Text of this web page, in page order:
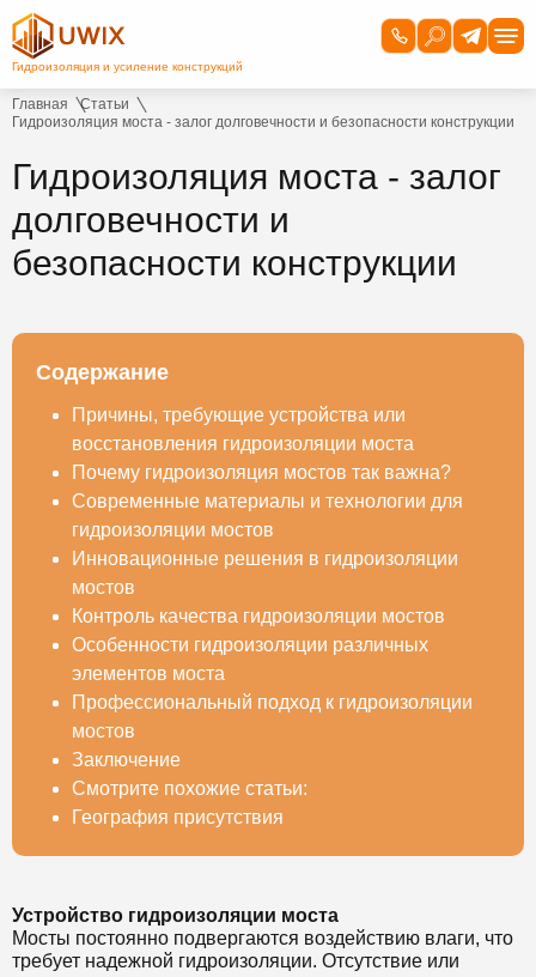
Главная
Статьи
Гидроизоляция моста - залог долговечности и безопасности конструкции
Гидроизоляция моста - залог
долговечности и
безопасности конструкции
Содержание
Причины, требующие устройства или
восстановления гидроизоляции моста
Почему гидроизоляция мостов так важна?
Современные материалы и технологии для
гидроизоляции мостов
Инновационные решения в гидроизоляции
мостов
Контроль качества гидроизоляции мостов
Особенности гидроизоляции различных
элементов моста
Профессиональный подход к гидроизоляции
мостов
Заключение
Смотрите похожие статьи:
География присутствия
Устройство гидроизоляции моста
Мосты постоянно подвергаются воздействию влаги, что
требует надежной гидроизоляции. Отсутствие или